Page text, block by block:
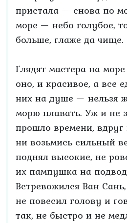
пристала — снова по
море — небо голубое,
больше, глаже да чище.
Глядят мастера на
оно, и красивое, а все
них на душе — нельзя
морю плавать. Уж и не
прошло времени, вдруг
ни возьмись сильный
поднял высокие, не
их пампушка на
Встревожился Ван
не повесил голову и
так, не быстро и не